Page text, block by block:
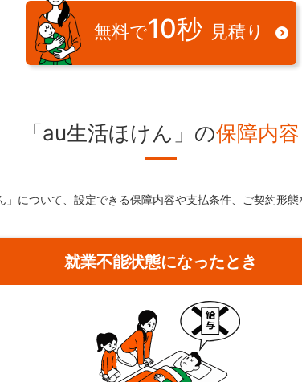
無料で10秒 見積り
「au生活ほけん」の保障内容
」について、設定できる保障内容や支払条件、ご契約形
就業不能状態になったとき